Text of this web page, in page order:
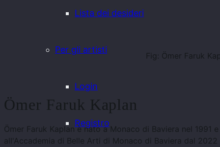
Lista dei desideri
Per gli artisti
Login
Registro
Fig: Ömer Faruk
Ömer Faruk Kaplan
Ömer Faruk Kaplan è nato a Monaco di Baviera nel
all'Accademia di Belle Arti di Monaco di Baviera dal